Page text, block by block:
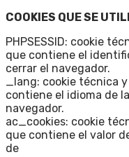
COOKIES QUE SE
PHPSESSID: cookie
que contiene el
cerrar el navegador.
_lang: cookie técnica
contiene el idioma de
navegador.
ac_cookies: cookie
que contiene el valor
de